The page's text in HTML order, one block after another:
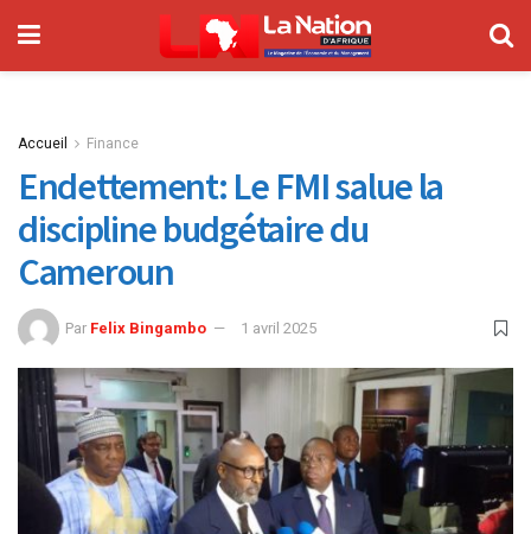
Accueil Finance
Endettement: Le FMI salue la
discipline budgétaire du
Cameroun
Par Felix Bingambo 1 avril 2025